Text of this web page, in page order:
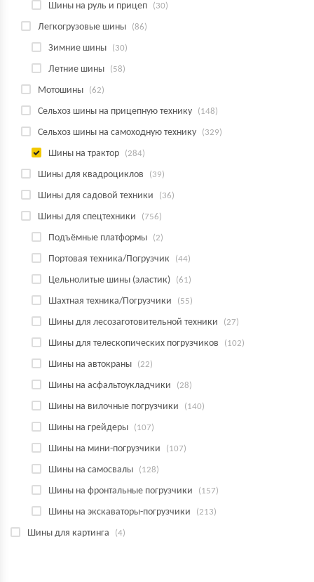
Шины на руль и прицеп (30)
Легкогрузовые шины (86)
Зимние шины (30)
Летние шины (58)
Мотошины (62)
Сельхоз шины на прицепную технику (148)
Сельхоз шины на самоходную технику (329)
Шины на трактор (284)
Шины для квадроциклов (39)
Шины для садовой техники (36)
Шины для спецтехники (756)
Подъёмные платформы (2)
Портовая техника/Погрузчик (44)
Цельнолитые шины (эластик) (61)
Шахтная техника/Погрузчики (55)
Шины для лесозаготовительной техники (27)
Шины для телескопических погрузчиков (102)
Шины на автокраны (22)
Шины на асфальтоукладчики (28)
Шины на вилочные погрузчики (140)
Шины на грейдеры (107)
Шины на мини-погрузчики (107)
Шины на самосвалы (128)
Шины на фронтальные погрузчики (157)
Шины на экскаваторы-погрузчики (213)
Шины для картинга (4)